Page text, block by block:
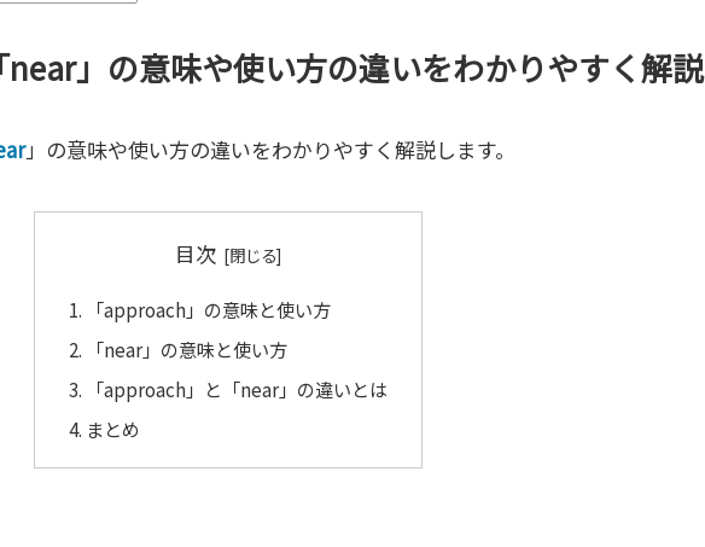
near」の意味や使い方の違いをわかりやすく解説
」の意味や使い方の違いをわかりやすく解説します。
目次
「approach」の意味と使い方
「near」の意味と使い方
「approach」と「near」の違いとは
まとめ